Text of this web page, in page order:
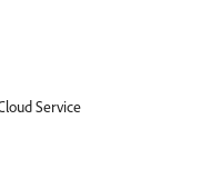
Service